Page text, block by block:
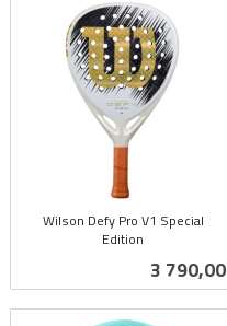
Wilson Defy Pro V1 Special
Edition
Pris
3 790,00